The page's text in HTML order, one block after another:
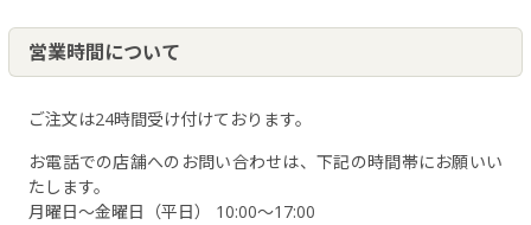
営業時間について
ご注文は24時間受け付けております。
お電話での店舗へのお問い合わせは、下記の時間帯にお願いい
たします。
月曜日〜金曜日（平日） 10:00〜17:00